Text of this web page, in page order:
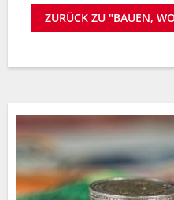
ZURÜCK ZU "BAUEN,